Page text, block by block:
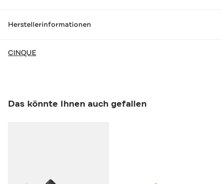
Herstellerinformationen
CINQUE
Das könnte Ihnen auch gefallen